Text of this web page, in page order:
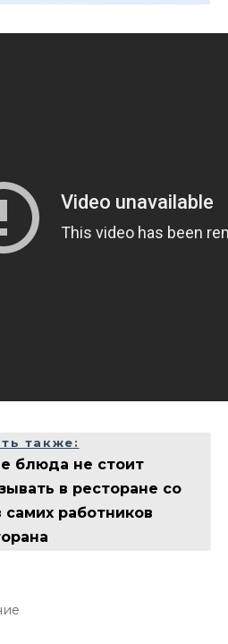
также:
блюда не стоит
в ресторане со
самих работников